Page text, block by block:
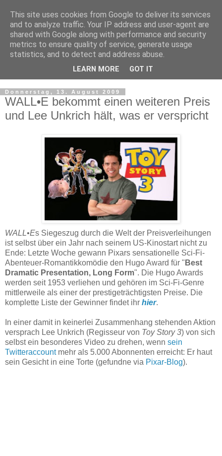
Donnerstag, 13. August 2009
WALL•E bekommt einen weiteren Preis
und Lee Unkrich hält, was er verspricht
WALL•Es Siegeszug durch die Welt der Preisverleihungen
ist selbst über ein Jahr nach seinem US-Kinostart nicht zu
Ende: Letzte Woche gewann Pixars sensationelle Sci-Fi-
Abenteuer-Romantikkomödie den Hugo Award für " Best
Dramatic Presentation, Long Form". Die Hugo Awards
werden seit 1953 verliehen und gehören im Sci-Fi-Genre
mittlerweile als einer der prestigeträchtigsten Preise. Die
komplette Liste der Gewinner findet ihr hier.
In einer damit in keinerlei Zusammenhang stehenden Aktion
versprach Lee Unkrich (Regisseur von Toy Story 3) von sich
selbst ein besonderes Video zu drehen, wenn sein
Twitteraccount mehr als 5.000 Abonnenten erreicht: Er haut
sein Gesicht in eine Torte (gefundne via Pixar-Blog).
This site uses cookies from Google to deliver its services
and to analyze traffic. Your IP address and user-agent are
shared with Google along with performance and security
metrics to ensure quality of service, generate usage
statistics, and to detect and address abuse.
LEARN MORE GOT IT